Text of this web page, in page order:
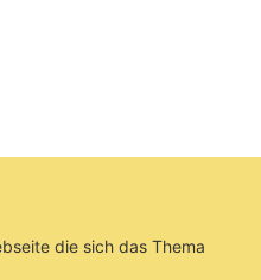
die sich das Thema